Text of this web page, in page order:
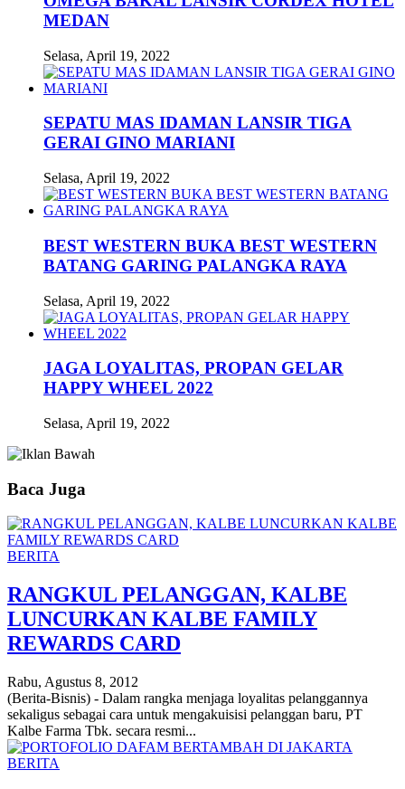
MEDAN
Selasa, April 19, 2022
SEPATU MAS IDAMAN LANSIR TIGA
GERAI GINO MARIANI
Selasa, April 19, 2022
BEST WESTERN BUKA BEST WESTERN
BATANG GARING PALANGKA RAYA
Selasa, April 19, 2022
JAGA LOYALITAS, PROPAN GELAR
HAPPY WHEEL 2022
Selasa, April 19, 2022
Baca Juga
BERITA
RANGKUL PELANGGAN, KALBE
LUNCURKAN KALBE FAMILY
REWARDS CARD
Rabu, Agustus 8, 2012
(Berita-Bisnis) - Dalam rangka menjaga loyalitas pelanggannya
sekaligus sebagai cara untuk mengakuisisi pelanggan baru, PT
Kalbe Farma Tbk. secara resmi...
BERITA